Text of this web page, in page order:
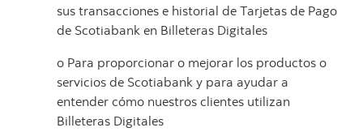
sus transacciones e historial de Tarjetas de Pago
de Scotiabank en Billeteras Digitales
o Para proporcionar o mejorar los productos o
servicios de Scotiabank y para ayudar a
entender cómo nuestros clientes utilizan
Billeteras Digitales